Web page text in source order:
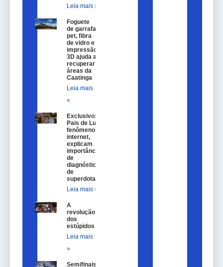
Leia mais »
Foguete
de garrafa
pet, fibra
de vidro e
impressão
3D ajuda a
recuperar
áreas da
Caatinga
Leia mais
»
Exclusivo:
Pais de Lulu,
fenômeno na
internet,
explicam
importância
de
diagnóstico
de
superdotação
Leia mais »
A
revolução
dos
estúpidos
Leia mais
»
Semifinais